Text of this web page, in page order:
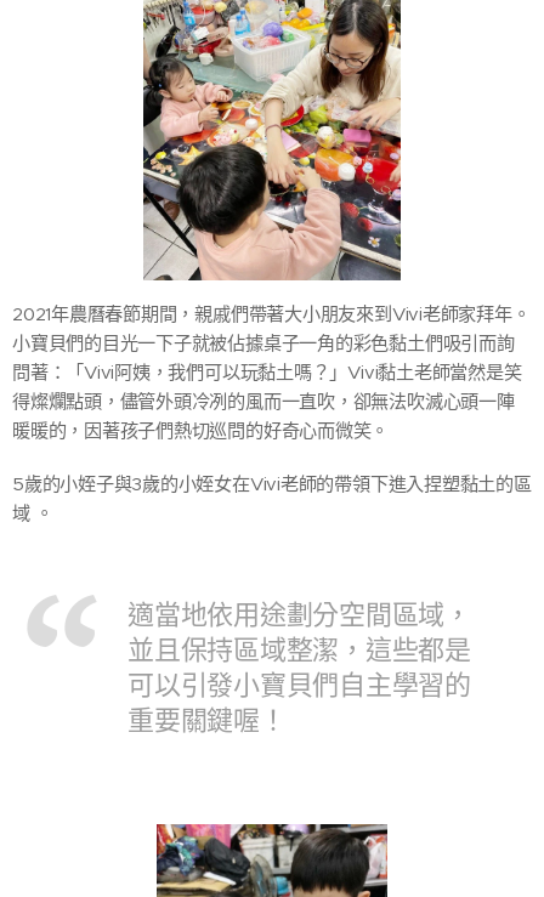
2021年農曆春節期間，親戚們帶著大小朋友來到Vivi老師家拜年。
小寶貝們的目光一下子就被佔據桌子一角的彩色黏土們吸引而詢
問著：「Vivi阿姨，我們可以玩黏土嗎？」Vivi黏土老師當然是笑
得燦爛點頭，儘管外頭冷冽的風而一直吹，卻無法吹滅心頭一陣
暖暖的，因著孩子們熱切巡問的好奇心而微笑。
5歲的小姪子與3歲的小姪女在Vivi老師的帶領下進入捏塑黏土的區
域 。
適當地依用途劃分空間區域，
並且保持區域整潔，這些都是
可以引發小寶貝們自主學習的
重要關鍵喔！